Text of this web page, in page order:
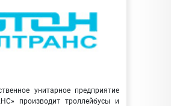
унитарное предприятие
производит троллейбусы и